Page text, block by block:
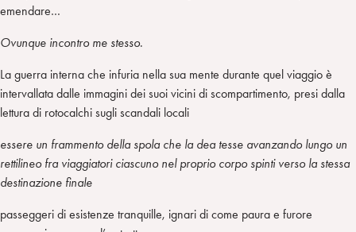
emendare…
Ovunque incontro me stesso.
La guerra interna che infuria nella sua mente durante quel viaggio è
intervallata dalle immagini dei suoi vicini di scompartimento, presi dalla
lettura di rotocalchi sugli scandali locali
essere un frammento della spola che la dea tesse avanzando lungo un
rettilineo fra viaggiatori ciascuno nel proprio corpo spinti verso la stessa
destinazione finale
passeggeri di esistenze tranquille, ignari di come paura e furore